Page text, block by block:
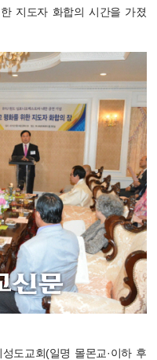
지도자 화합의 시간을 가졌
도교회(일명 몰몬교·이하 후